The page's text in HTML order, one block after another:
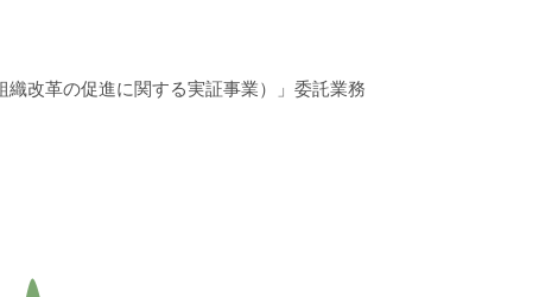
改革の促進に関する実証事業）」委託業務